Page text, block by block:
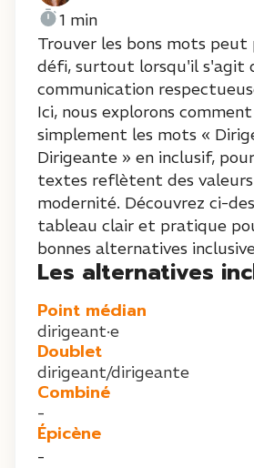
1 min
Trouver les bons mots
défi, surtout lorsqu'il s'agit
communication
Ici, nous explorons
simplement les mots «
Dirigeante » en inclusif,
textes reflètent des
modernité. Découvrez ci-
tableau clair et pratique
bonnes alternatives
Les alternatives
Point médian
dirigeant·e
Doublet
dirigeant/dirigeante
Combiné
-
Épicène
-